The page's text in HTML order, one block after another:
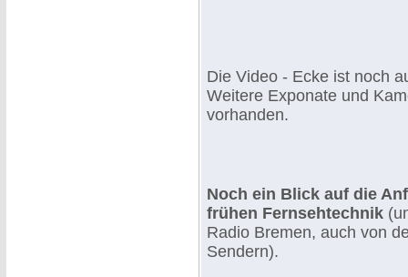
Die Video - Ecke ist noch
Weitere Exponate und
vorhanden.
Noch ein Blick auf die
frühen Fernsehtechnik
Radio Bremen, auch von
Sendern).